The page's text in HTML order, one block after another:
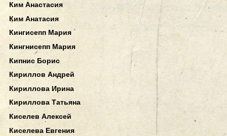
Ким Анастасия
Ким Анатасия
Кингисепп Мария
Кингнисепп Мария
Кипнис Борис
Кириллов Андрей
Кириллова Ирина
Кириллова Татьяна
Киселев Алексей
Киселева Евгения